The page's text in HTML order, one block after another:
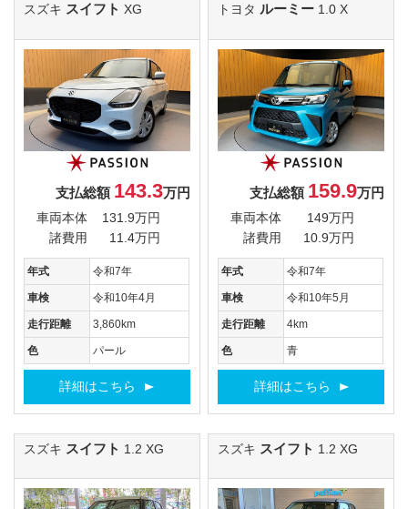
スズキ スイフト XG
支払総額 143.3万円
車両本体
131.9万円
諸費用
11.4万円
年式 令和7年
車検 令和10年4月
走行距離 3,860km
色 パール
詳細はこちら
トヨタ ルーミー 1.0 X
支払総額 159.9万円
車両本体
149万円
諸費用
10.9万円
年式 令和7年
車検 令和10年5月
走行距離 4km
色 青
詳細はこちら
スズキ スイフト 1.2 XG スズキ スイフト 1.2 XG